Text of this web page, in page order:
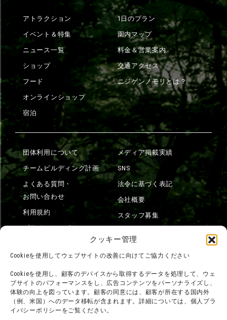
クッキー管理
Cookieを使用してウェブサイトの改善に向けてご協力ください
Cookieを使用し、顧客のデバイスから取得するデータを処理して、ウェ
ブサイトのパフォーマンスをし、広告コンテンツをパーソナライズし、
体験の向上を図っています。顧客の同意には、顧客が所在する国内外
（例、米国）へのデータ移転が含まれます。詳細については、個人プラ
イバシーポリシーをご覧ください。
アトラクション
イベント＆特集
ニュース一覧
ショップ
フード
オンラインショップ
宿泊
1日のプラン
園内マップ
料金＆営業案内
交通アクセス
ニジゲンノモリとは？
団体利用について
チームビルディング計画
よくある質問・
お問い合わせ
利用規約
プライバシーポリシー
メディア掲載実績
SNS
法令に基づく表記
会社概要
スタッフ募集